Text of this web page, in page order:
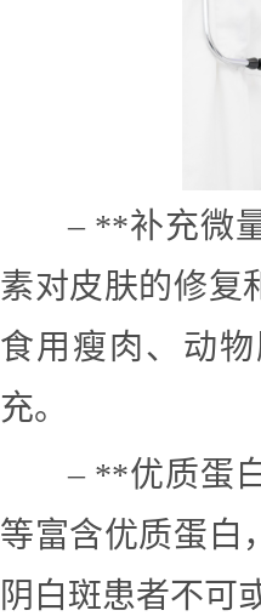
– **补充微
素对皮肤的修复
食用瘦肉、动
充。
– **优质蛋
等富含优质蛋白
阴白斑患者不可